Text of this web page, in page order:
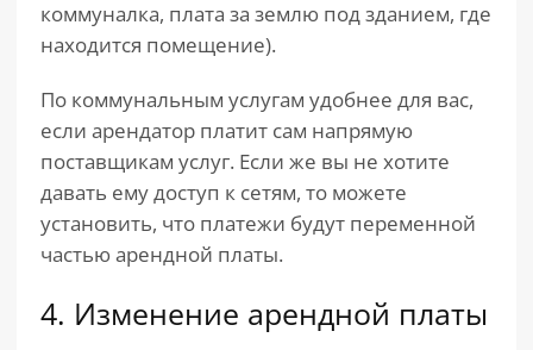
коммуналка, плата за землю под зданием, где
находится помещение).
По коммунальным услугам удобнее для вас,
если арендатор платит сам напрямую
поставщикам услуг. Если же вы не хотите
давать ему доступ к сетям, то можете
установить, что платежи будут переменной
частью арендной платы.
4. Изменение арендной платы